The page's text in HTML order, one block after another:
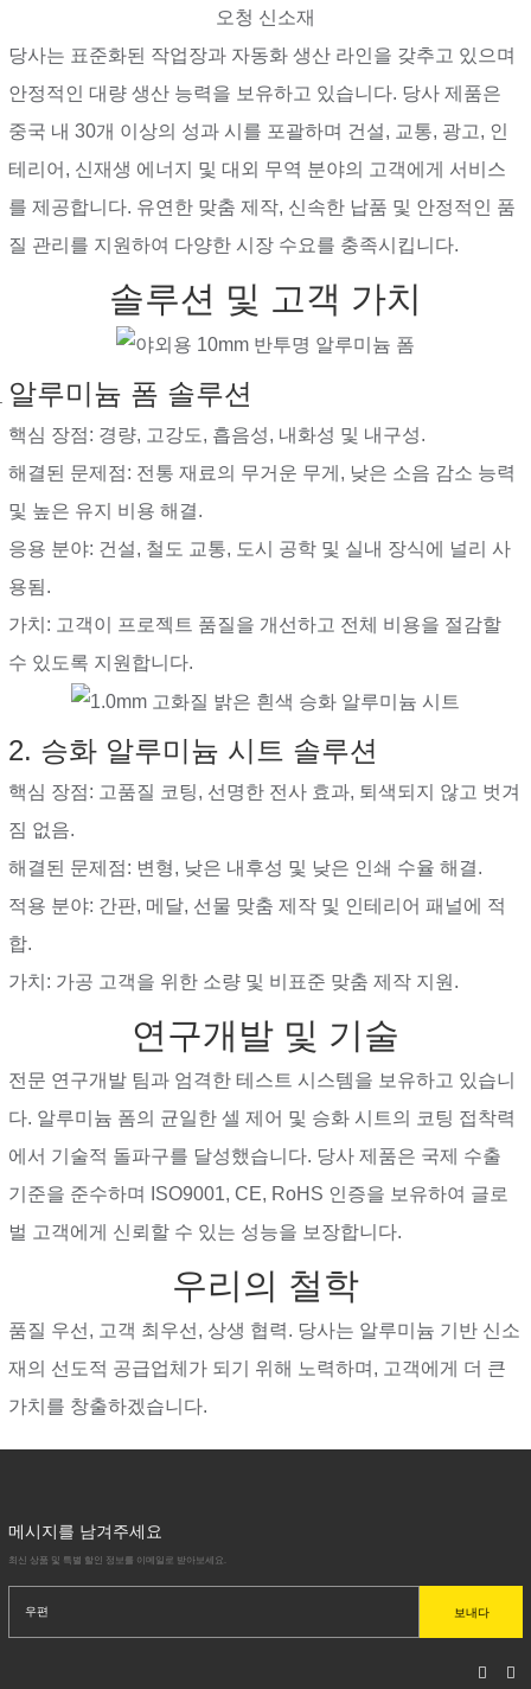
당사는 표준화된 작업장과 자동화 생산 라인을 갖추고 있으며
안정적인 대량 생산 능력을 보유하고 있습니다. 당사 제품은
중국 내 30개 이상의 성과 시를 포괄하며 건설, 교통, 광고, 인
테리어, 신재생 에너지 및 대외 무역 분야의 고객에게 서비스
를 제공합니다. 유연한 맞춤 제작, 신속한 납품 및 안정적인 품
질 관리를 지원하여 다양한 시장 수요를 충족시킵니다.
솔루션 및 고객 가치
알루미늄 폼 솔루션
핵심 장점: 경량, 고강도, 흡음성, 내화성 및 내구성.
해결된 문제점: 전통 재료의 무거운 무게, 낮은 소음 감소 능력
및 높은 유지 비용 해결.
응용 분야: 건설, 철도 교통, 도시 공학 및 실내 장식에 널리 사
용됨.
가치: 고객이 프로젝트 품질을 개선하고 전체 비용을 절감할
수 있도록 지원합니다.
2. 승화 알루미늄 시트 솔루션
핵심 장점: 고품질 코팅, 선명한 전사 효과, 퇴색되지 않고 벗겨
짐 없음.
해결된 문제점: 변형, 낮은 내후성 및 낮은 인쇄 수율 해결.
적용 분야: 간판, 메달, 선물 맞춤 제작 및 인테리어 패널에 적
합.
가치: 가공 고객을 위한 소량 및 비표준 맞춤 제작 지원.
연구개발 및 기술
전문 연구개발 팀과 엄격한 테스트 시스템을 보유하고 있습니
다. 알루미늄 폼의 균일한 셀 제어 및 승화 시트의 코팅 접착력
에서 기술적 돌파구를 달성했습니다. 당사 제품은 국제 수출
기준을 준수하며 ISO9001, CE, RoHS 인증을 보유하여 글로
벌 고객에게 신뢰할 수 있는 성능을 보장합니다.
우리의 철학
품질 우선, 고객 최우선, 상생 협력. 당사는 알루미늄 기반 신소
재의 선도적 공급업체가 되기 위해 노력하며, 고객에게 더 큰
가치를 창출하겠습니다.
메시지를 남겨주세요
최신 상품 및 특별 할인 정보를 이메일로 받아보세요.
보내다